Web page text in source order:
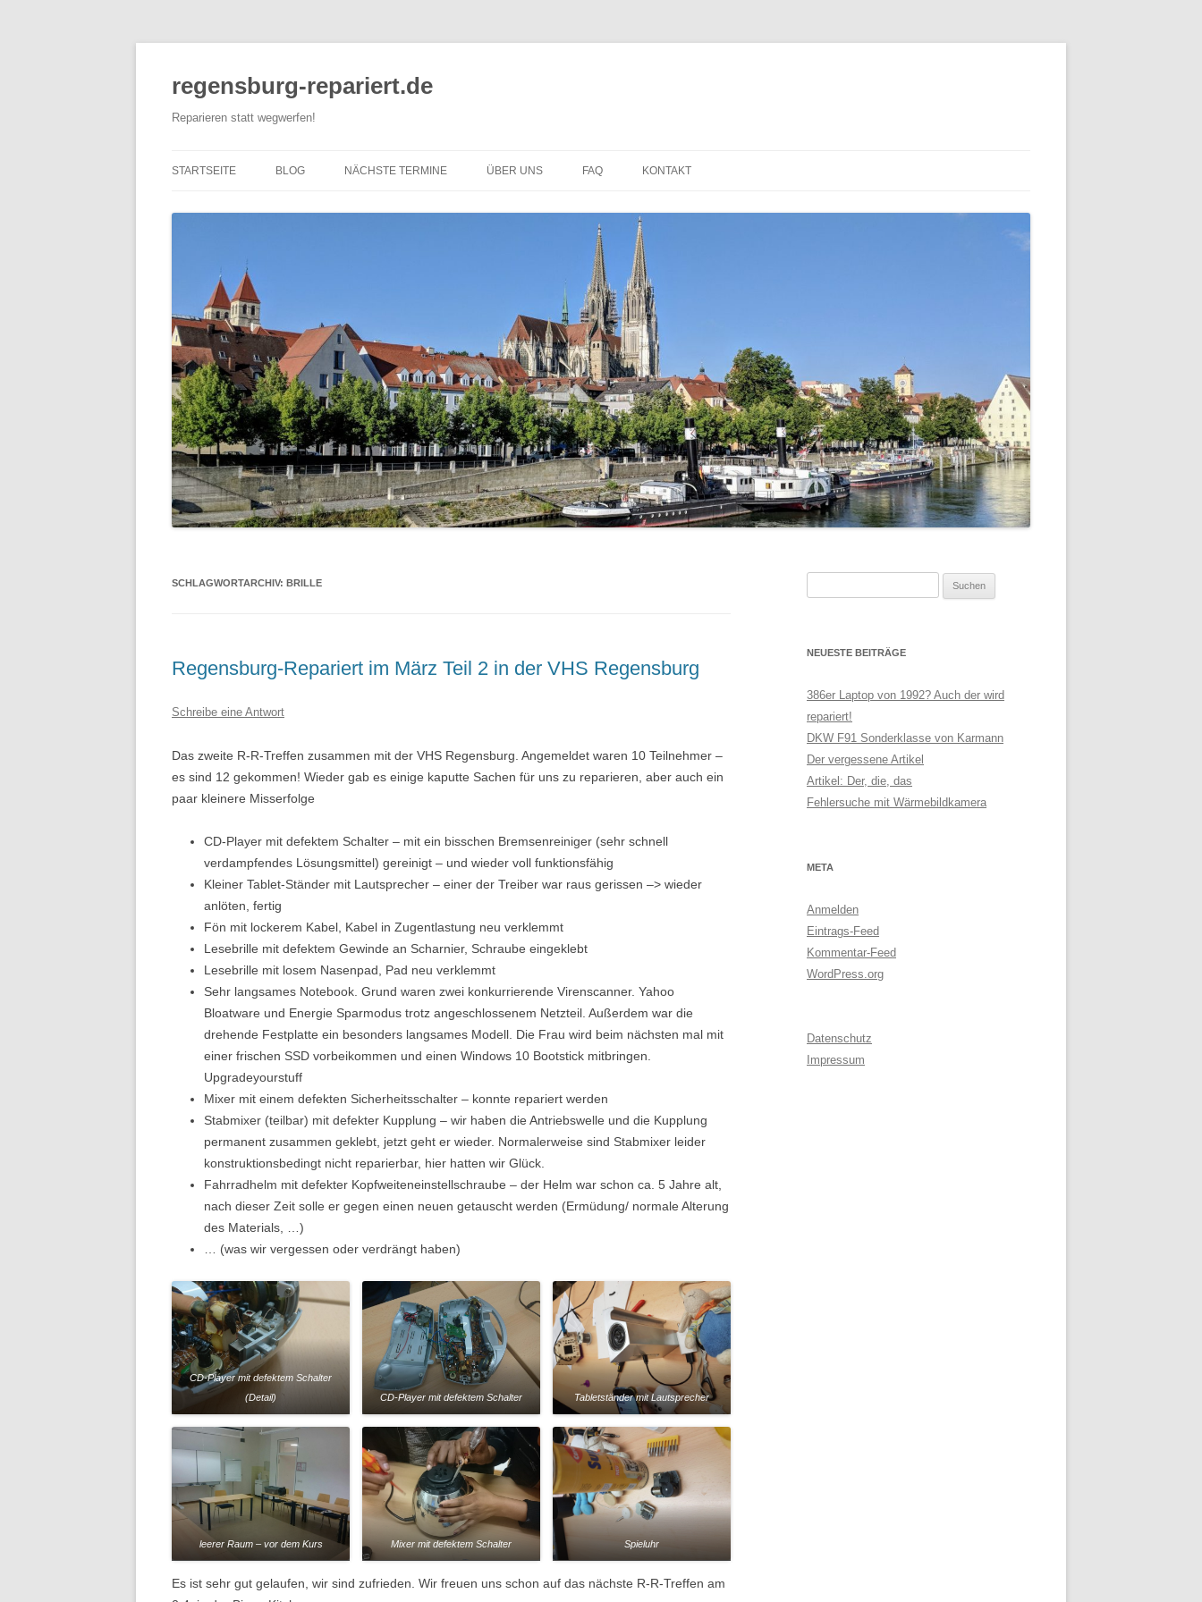
regensburg-repariert.de
Reparieren statt wegwerfen!
STARTSEITE BLOG NÄCHSTE TERMINE ÜBER UNS
SELBST REPARIEREN
FAQ KONTAKT
SCHLAGWORTARCHIV: BRILLE
Regensburg-Repariert im März Teil 2 in der VHS Regensburg
Schreibe eine Antwort
Das zweite R-R-Treffen zusammen mit der VHS Regensburg. Angemeldet waren 10 Teilnehmer –
es sind 12 gekommen! Wieder gab es einige kaputte Sachen für uns zu reparieren, aber auch ein
paar kleinere Misserfolge
CD-Player mit defektem Schalter – mit ein bisschen Bremsenreiniger (sehr schnell
verdampfendes Lösungsmittel) gereinigt – und wieder voll funktionsfähig
Kleiner Tablet-Ständer mit Lautsprecher – einer der Treiber war raus gerissen –> wieder
anlöten, fertig
Fön mit lockerem Kabel, Kabel in Zugentlastung neu verklemmt
Lesebrille mit defektem Gewinde an Scharnier, Schraube eingeklebt
Lesebrille mit losem Nasenpad, Pad neu verklemmt
Sehr langsames Notebook. Grund waren zwei konkurrierende Virenscanner. Yahoo
Bloatware und Energie Sparmodus trotz angeschlossenem Netzteil. Außerdem war die
drehende Festplatte ein besonders langsames Modell. Die Frau wird beim nächsten mal mit
einer frischen SSD vorbeikommen und einen Windows 10 Bootstick mitbringen.
Upgradeyourstuff
Mixer mit einem defekten Sicherheitsschalter – konnte repariert werden
Stabmixer (teilbar) mit defekter Kupplung – wir haben die Antriebswelle und die Kupplung
permanent zusammen geklebt, jetzt geht er wieder. Normalerweise sind Stabmixer leider
konstruktionsbedingt nicht reparierbar, hier hatten wir Glück.
Fahrradhelm mit defekter Kopfweiteneinstellschraube – der Helm war schon ca. 5 Jahre alt,
nach dieser Zeit solle er gegen einen neuen getauscht werden (Ermüdung/ normale Alterung
des Materials, …)
… (was wir vergessen oder verdrängt haben)
CD-Player mit defektem Schalter
(Detail)
CD-Player mit defektem Schalter Tabletständer mit Lautsprecher
leerer Raum – vor dem Kurs Mixer mit defektem Schalter Spieluhr
Es ist sehr gut gelaufen, wir sind zufrieden. Wir freuen uns schon auf das nächste R-R-Treffen am
NEUESTE BEITRÄGE
386er Laptop von 1992? Auch der wird
repariert!
DKW F91 Sonderklasse von Karmann
Der vergessene Artikel
Artikel: Der, die, das
Fehlersuche mit Wärmebildkamera
META
Anmelden
Eintrags-Feed
Kommentar-Feed
WordPress.org
Datenschutz
Impressum